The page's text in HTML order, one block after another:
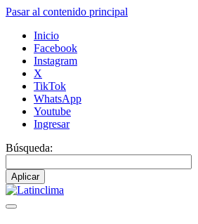
Pasar al contenido principal
Inicio
Facebook
Instagram
X
TikTok
WhatsApp
Youtube
Ingresar
Búsqueda: